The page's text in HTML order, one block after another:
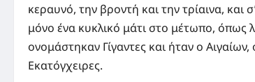
κεραυνό, την βροντή και την τρίαινα, και
μόνο ένα κυκλικό μάτι στο μέτωπο, όπως
ονομάστηκαν Γίγαντες και ήταν ο
Εκατόγχειρες.